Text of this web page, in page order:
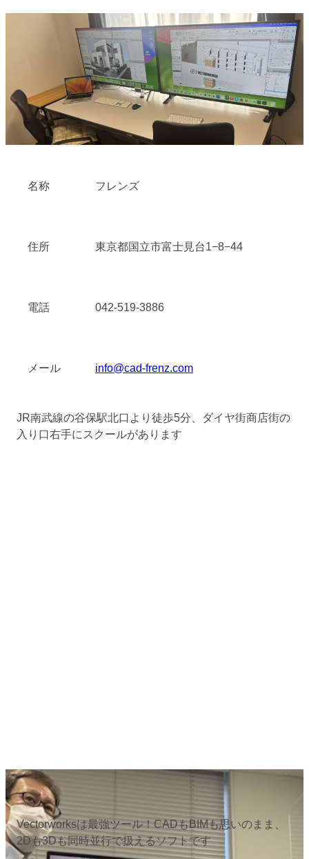
名称 フレンズ
住所 東京都国立市富士見台1−8−44
電話 042-519-3886
メール info@cad-frenz.com
JR南武線の谷保駅北口より徒歩5分、ダイヤ街商店街の
入り口右手にスクールがあります
Vectorworksは最強ツール！CADもBIMも思いのまま、
2Dも3Dも同時並行で扱えるソフトです